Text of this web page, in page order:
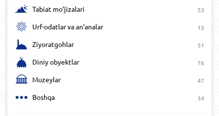
Tabiat mo‘jizalari 53
Urf-odatlar va an‘analar 15
Ziyoratgohlar 51
Diniy obyektlar 76
Muzeylar 47
Boshqa 34